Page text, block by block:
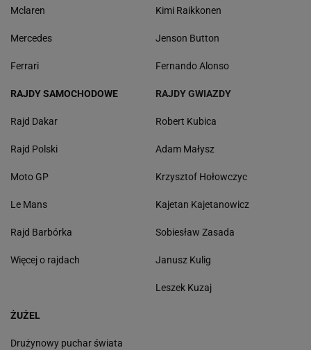
Mclaren
Mercedes
Ferrari
Kimi Raikkonen
Jenson Button
Fernando Alonso
RAJDY SAMOCHODOWE
Rajd Dakar
Rajd Polski
Moto GP
Le Mans
Rajd Barbórka
Więcej o rajdach
RAJDY GWIAZDY
Robert Kubica
Adam Małysz
Krzysztof Hołowczyc
Kajetan Kajetanowicz
Sobiesław Zasada
Janusz Kulig
Leszek Kuzaj
ŻUŻEL
Drużynowy puchar świata